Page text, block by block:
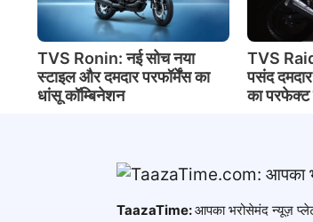
TVS Ronin: नई सोच नया
स्टाइल और दमदार परफॉर्मेंस का
धांसू कॉम्बिनेशन
TVS
पसंद
का
TaazaTime:आपका भरोसेमंद न्यूज़